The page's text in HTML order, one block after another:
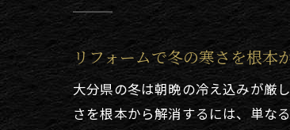
リフォームで冬の寒さを根本
大分県の冬は朝晩の冷え込みが厳
さを根本から解消するには、単な